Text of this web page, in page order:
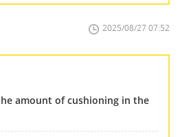
2025/08/27 07:52
amount of cushioning in the